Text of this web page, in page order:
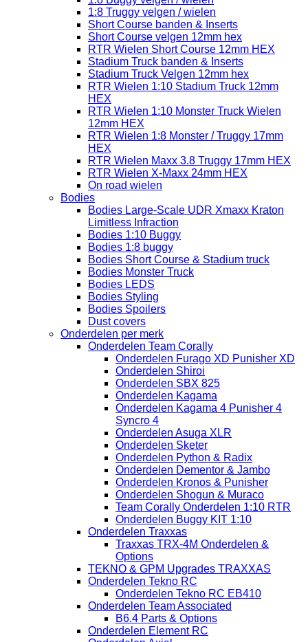
1:8 Truggy velgen / wielen
Short Course banden & Inserts
Short Course velgen 12mm hex
RTR Wielen Short Course 12mm HEX
Stadium Truck banden & Inserts
Stadium Truck Velgen 12mm hex
RTR Wielen 1:10 Stadium Truck 12mm
HEX
RTR Wielen 1:10 Monster Truck Wielen
12mm HEX
RTR Wielen 1:8 Monster / Truggy 17mm
HEX
RTR Wielen Maxx 3.8 Truggy 17mm HEX
RTR Wielen X-Maxx 24mm HEX
On road wielen
Bodies
Bodies Large-Scale UDR Xmaxx Kraton
Limitless Infraction
Bodies 1:10 Buggy
Bodies 1:8 buggy
Bodies Short Course & Stadium truck
Bodies Monster Truck
Bodies LEDS
Bodies Styling
Bodies Spoilers
Dust covers
Onderdelen per merk
Onderdelen Team Corally
Onderdelen Furago XD Punisher XD
Onderdelen Shiroi
Onderdelen SBX 825
Onderdelen Kagama
Onderdelen Kagama 4 Punisher 4
Syncro 4
Onderdelen Asuga XLR
Onderdelen Sketer
Onderdelen Python & Radix
Onderdelen Dementor & Jambo
Onderdelen Kronos & Punisher
Onderdelen Shogun & Muraco
Team Corally Onderdelen 1:10 RTR
Onderdelen Buggy KIT 1:10
Onderdelen Traxxas
Traxxas TRX-4M Onderdelen &
Options
TEKNO & GPM Upgrades TRAXXAS
Onderdelen Tekno RC
Onderdelen Tekno RC EB410
Onderdelen Team Associated
B6.4 Parts & Options
Onderdelen Element RC